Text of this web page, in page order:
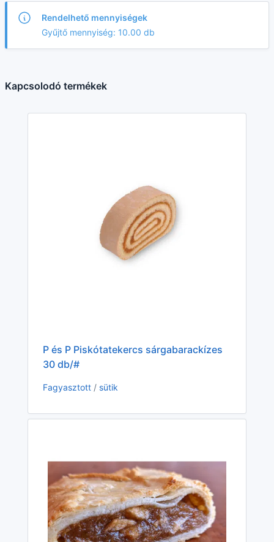
Rendelhető mennyiségek
Gyűjtő mennyiség: 10.00 db
Kapcsolodó termékek
P és P Piskótatekercs sárgabarackízes
30 db/#
Fagyasztott / sütik